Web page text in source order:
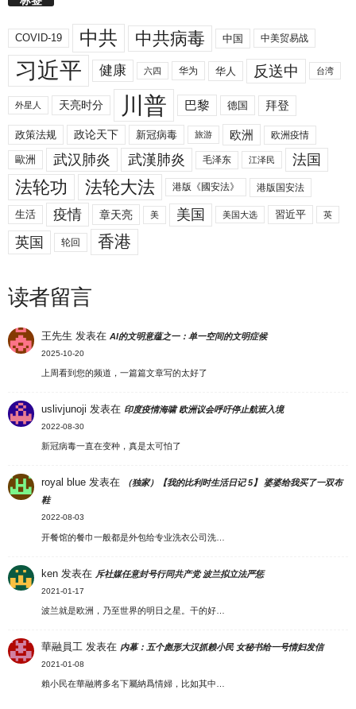
COVID-19 中共 中共病毒 中国 中美贸易战
习近平 健康 六四 华为 华人 反送中 台湾
外星人 天亮时分 川普 巴黎 德国 拜登
政策法规 政论天下 新冠病毒 旅游 欧洲 欧洲疫情
歐洲 武汉肺炎 武漢肺炎 毛泽东 江泽民 法国
法轮功 法轮大法 港版《國安法》 港版国安法
生活 疫情 章天亮 美 美国 美国大选 習近平 英
英国 轮回 香港
读者留言
王先生 发表在AI的文明意蕴之一：单一空间的文明症候
2025-10-20
上周看到您的频道，一篇篇文章写的太好了
uslivjunoji 发表在 印度疫情海啸 欧洲议会呼吁停止航班入境
2022-08-30
新冠病毒一直在变种，真是太可怕了
royal blue 发表在
（独家）【我的比利时生活日记 5】 婆婆给我买了一双布
鞋
2022-08-03
开餐馆的餐巾一般都是外包给专业洗衣公司洗…
ken 发表在 斥社媒任意封号行同共产党 波兰拟立法严惩
2021-01-17
波兰就是欧洲，乃至世界的明日之星。干的好…
華融員工 发表在 内幕：五个彪形大汉抓赖小民 女秘书给一号情妇发信
2021-01-08
賴小民在華融將多名下屬納爲情婦，比如其中…